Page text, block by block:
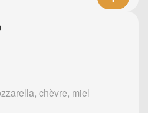
chèvre, miel